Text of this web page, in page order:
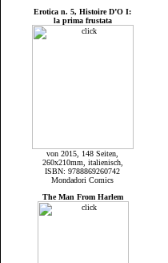
Erotica n. 5, Histoire D’O I:
la prima frustata
von 2015, 148 Seiten,
260x210mm, italienisch,
ISBN: 9788869260742
Mondadori Comics
The Man From Harlem